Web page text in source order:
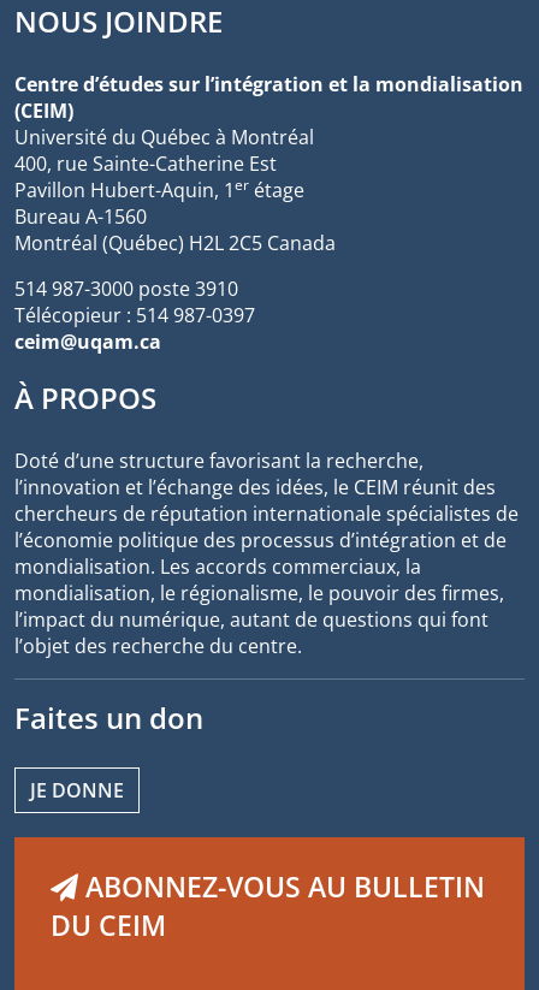
NOUS JOINDRE
Centre d’études sur l’intégration et la mondialisation
(CEIM)
Université du Québec à Montréal
400, rue Sainte-Catherine Est
Pavillon Hubert-Aquin, 1er étage
Bureau A-1560
Montréal (Québec) H2L 2C5 Canada
514 987-3000 poste 3910
Télécopieur : 514 987-0397
ceim@uqam.ca
À PROPOS
Doté d’une structure favorisant la recherche,
l’innovation et l’échange des idées, le CEIM réunit des
chercheurs de réputation internationale spécialistes de
l’économie politique des processus d’intégration et de
mondialisation. Les accords commerciaux, la
mondialisation, le régionalisme, le pouvoir des firmes,
l’impact du numérique, autant de questions qui font
l’objet des recherche du centre.
Faites un don
JE DONNE
ABONNEZ-VOUS AU BULLETIN
DU CEIM